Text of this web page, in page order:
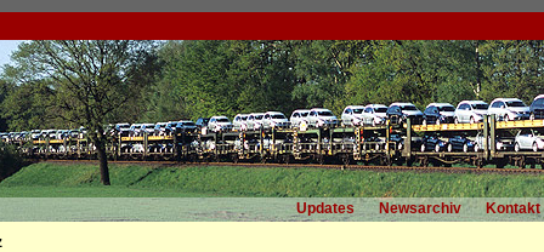
Updates Newsarchiv
Kontakt